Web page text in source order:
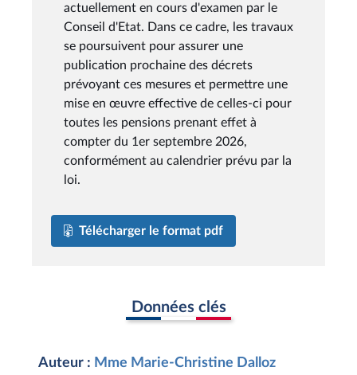
actuellement en cours d'examen par le
Conseil d'Etat. Dans ce cadre, les travaux
se poursuivent pour assurer une
publication prochaine des décrets
prévoyant ces mesures et permettre une
mise en œuvre effective de celles-ci pour
toutes les pensions prenant effet à
compter du 1er septembre 2026,
conformément au calendrier prévu par la
loi.
Télécharger le format pdf
Données clés
Auteur : Mme Marie-Christine Dalloz